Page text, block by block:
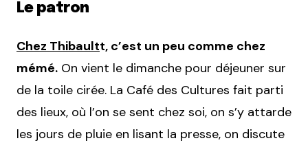
Le patron
Chez Thibaultt, c’est un peu comme chez
mémé. On vient le dimanche pour déjeuner sur
de la toile cirée. La Café des Cultures fait parti
des lieux, où l’on se sent chez soi, on s’y attarde
les jours de pluie en lisant la presse, on discute